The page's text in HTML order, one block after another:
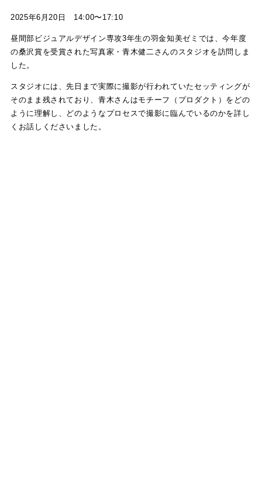
2025年6月20日 14:00〜17:10
昼間部ビジュアルデザイン専攻3年生の羽金知美ゼミでは、今年度
の桑沢賞を受賞された写真家・青木健二さんのスタジオを訪問しま
した。
スタジオには、先日まで実際に撮影が行われていたセッティングが
そのまま残されており、青木さんはモチーフ（プロダクト）をどの
ように理解し、どのようなプロセスで撮影に臨んでいるのかを詳し
くお話しくださいました。